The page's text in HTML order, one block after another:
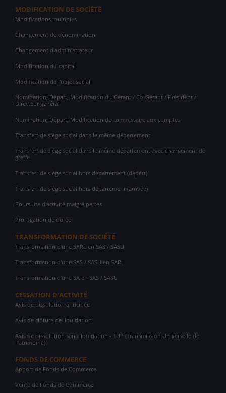
MODIFICATION DE SOCIÉTÉ
Modifications multiples
Changement de dénomination
Changement d'administrateur
Modification du capital
Modification de l'objet social
Nomination, Départ, Modification du Gérant / Co-Gérant / Président /
Directeur général
Nomination, Départ, Modification de commissaire aux comptes
Transfert de siège social dans le même département
Transfert de siège social dans le même département avec changement de
greffe
Transfert de siège social hors département (départ)
Transfert de siège social hors département (arrivée)
Poursuite d'activité malgré pertes
Prorogation de durée
TRANSFORMATION DE SOCIÉTÉ
Transformation d'une SARL en SAS / SASU
Transformation d'une SAS / SASU en SARL
Transformation d'une SA en SAS / SASU
CESSATION D'ACTIVITÉ
Avis de dissolution anticipée
Avis de clôture de liquidation
Avis de dissolution sans liquidation - TUP (Transmission Universelle de
Patrimoine)
FONDS DE COMMERCE
Apport de Fonds de Commerce
Vente de Fonds de Commerce